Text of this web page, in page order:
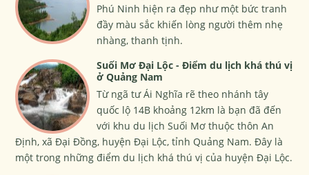
Phú Ninh hiện ra đẹp như một bức tranh
đầy màu sắc khiến lòng người thêm nhẹ
nhàng, thanh tịnh.
Suối Mơ Đại Lộc - Điểm du lịch khá thú vị
ở Quảng Nam
Từ ngã tư Ái Nghĩa rẽ theo nhánh tây
quốc lộ 14B khoảng 12km là bạn đã đến
với khu du lịch Suối Mơ thuộc thôn An
Định, xã Đại Đồng, huyện Đại Lộc, tỉnh Quảng Nam. Đây là
một trong những điểm du lịch khá thú vị của huyện Đại Lộc.